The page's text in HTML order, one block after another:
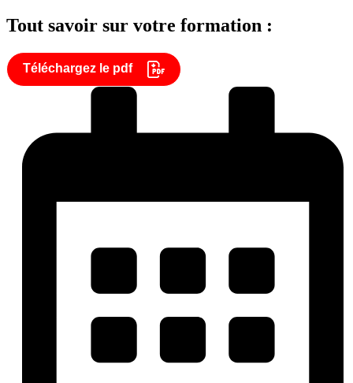
Tout savoir sur votre formation :
Téléchargez le pdf